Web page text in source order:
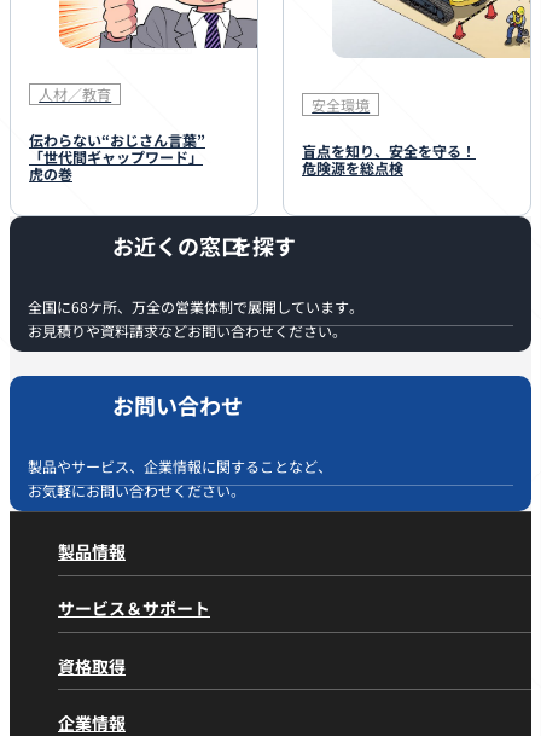
人材／教育
伝わらない“おじさん言葉”
「世代間ギャップワード」
虎の巻
安全環境
盲点を知り、安全を守る！
危険源を総点検
お近くの窓口
全国に68ケ所、万全の営業体制で展開しています。
お見積りや資料請求などお問い合わせください。
お問い合わせ
製品やサービス、企業情報に関することなど、
お気軽にお問い合わせください。
製品情報
製品情報トップページ
製品カテゴリから探す
油圧ショベル 標準機
油圧ショベル 小旋回
林業機械
サービス＆サポート
サービス＆サポート
アフターサービスの取り組み
住友の取り組み
資格取得
資格取得
企業情報